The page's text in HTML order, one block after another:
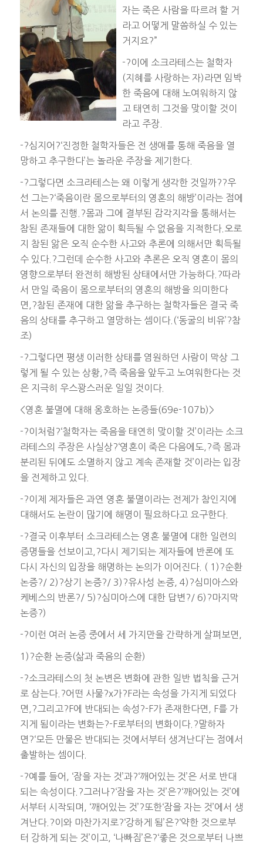
자는 죽은 사람을 따르려 할 거
라고 어떻게 말씀하실 수 있는
거지요?”
-?이에 소크라테스는 철학자
(지혜를 사랑하는 자)라면 임박
한 죽음에 대해 노여워하지 않
고 태연히 그것을 맞이할 것이
라고 주장.
-?심지어?‘진정한 철학자들은 전 생애를 통해 죽음을 열
망하고 추구한다’는 놀라운 주장을 제기한다.
-?그렇다면 소크라테스는 왜 이렇게 생각한 것일까??우
선 그는?‘죽음이란 몸으로부터의 영혼의 해방’이라는 점에
서 논의를 진행.?몸과 그에 결부된 감각지각을 통해서는
참된 존재들에 대한 앎이 획득될 수 없음을 지적한다.오로
지 참된 앎은 오직 순수한 사고와 추론에 의해서만 획득될
수 있다.?그런데 순수한 사고와 추론은 오직 영혼이 몸의
영향으로부터 완전히 해방된 상태에서만 가능하다.?따라
서 만일 죽음이 몸으로부터의 영혼의 해방을 의미한다
면,?참된 존재에 대한 앎을 추구하는 철학자들은 결국 죽
음의 상태를 추구하고 열망하는 셈이다.(‘동굴의 비유’?참
조)
-?그렇다면 평생 이러한 상태를 염원하던 사람이 막상 그
렇게 될 수 있는 상황,?즉 죽음을 앞두고 노여워한다는 것
은 지극히 우스꽝스러운 일일 것이다.
<영혼 불멸에 대해 옹호하는 논증들(69e-107b)>
-?이처럼?‘철학자는 죽음을 태연히 맞이할 것’이라는 소크
라테스의 주장은 사실상?‘영혼이 죽은 다음에도,?즉 몸과
분리된 뒤에도 소멸하지 않고 계속 존재할 것’이라는 입장
을 전제하고 있다.
-?이제 제자들은 과연 영혼 불멸이라는 전제가 참인지에
대해서도 논란이 많기에 해명이 필요하다고 요구한다.
-?결국 이후부터 소크라테스는 영혼 불멸에 대한 일련의
증명들을 선보이고,?다시 제기되는 제자들에 반론에 또
다시 자신의 입장을 해명하는 논의가 이어진다. ( 1)?순환
논증?/ 2)?상기 논증?/ 3)?유사성 논증, 4)?심미아스와
케베스의 반론?/ 5)?심미아스에 대한 답변?/ 6)?마지막
논증?)
-?이런 여러 논증 중에서 세 가지만을 간략하게 살펴보면,
1)?순환 논증(삶과 죽음의 순환)
-?소크라테스의 첫 논변은 변화에 관한 일반 법칙을 근거
로 삼는다.?어떤 사물?x가?F라는 속성을 가지게 되었다
면,?그리고?F에 반대되는 속성?-F가 존재한다면, F를 가
지게 됨이라는 변화는?-F로부터의 변화이다.?말하자
면?‘모든 만물은 반대되는 것에서부터 생겨난다’는 점에서
출발하는 셈이다.
-?예를 들어, ‘잠을 자는 것’과?‘깨어있는 것’은 서로 반대
되는 속성이다.?그러나?‘잠을 자는 것’은?‘깨어있는 것’에
서부터 시작되며, ‘깨어있는 것’?또한‘잠을 자는 것’에서 생
겨난다.?이와 마찬가지로?‘강하게 됨’은?‘약한 것으로부
터 강하게 되는 것’이고, ‘나빠짐’은?‘좋은 것으로부터 나쁘